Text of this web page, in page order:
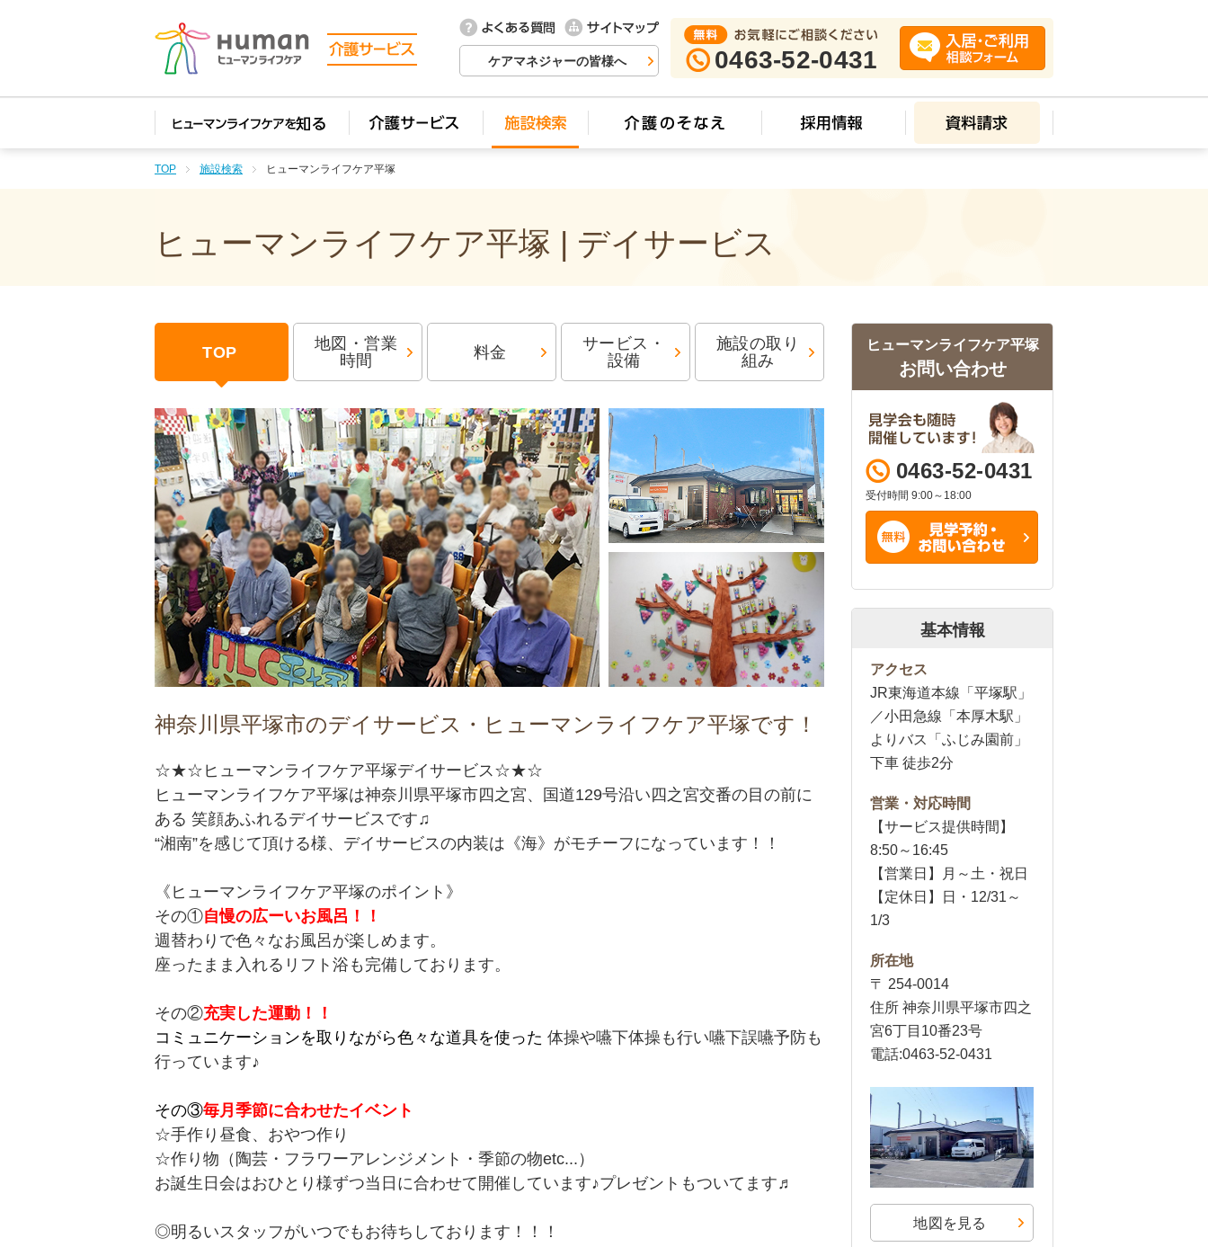
ケアマネジャーの皆様へ 0463-52-0431
TOP 施設検索 ヒューマンライフケア平塚
ヒューマンライフケア平塚 | デイサービス
TOP
地図・営業
時間
料金
サービス・
設備
施設の取り
組み
神奈川県平塚市のデイサービス・ヒューマンライフケア平塚です！
☆★☆ヒューマンライフケア平塚デイサービス☆★☆
ヒューマンライフケア平塚は神奈川県平塚市四之宮、国道129号沿い四之宮交番の目の前に
ある 笑顔あふれるデイサービスです♫
“湘南”を感じて頂ける様、デイサービスの内装は《海》 がモチーフになっています！！
《ヒューマンライフケア平塚のポイント》
その①自慢の広ーいお風呂！！
週替わりで色々なお風呂が楽しめます。
座ったまま入れるリフト浴も完備しております。
その②充実した運動！！
コミュニケーションを取りながら色々な道具を使った 体操や嚥下体操も行い嚥下誤嚥予防も
行っています♪
その③毎月季節に合わせたイベント
☆手作り昼食、おやつ作り
☆作り物（陶芸・フラワーアレンジメント・季節の物etc...）
お誕生日会はおひとり様ずつ当日に合わせて開催しています♪プレゼントもついてます♬
◎明るいスタッフがいつでもお待ちしております！！！
ヒューマンライフケア平塚
お問い合わせ
0463-52-0431
受付時間 9:00～18:00
基本情報
アクセス
JR東海道本線「平塚駅」
／小田急線「本厚木駅」
よりバス「ふじみ園前」
下車 徒歩2分
営業・対応時間
【サービス提供時間】
8:50～16:45
【営業日】月～土・祝日
【定休日】日・12/31～
1/3
所在地
〒 254-0014
住所 神奈川県平塚市四之
宮6丁目10番23号
電話:0463-52-0431
地図を見る